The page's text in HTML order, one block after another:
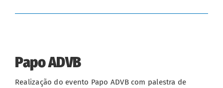
Papo ADVB
Realização do evento Papo ADVB com palestra de